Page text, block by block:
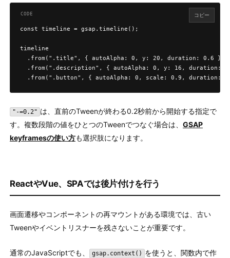
const timeline = gsap.timeline();
timeline
  .from(".title", { autoAlpha: 0, y: 20, duration: 0.6 })
.from(".description", { autoAlpha: 0, y: 16, duration:
.from(".button", { autoAlpha: 0, scale: 0.9, duration:
コピー
"-=0.2" は、直前のTweenが終わる0.2秒前から開始する指定で
す。複数段階の値をひとつのTweenでつなぐ場合は、 GSAP
keyframesの使い方も選択肢になります。
ReactやVue、SPAでは後片付けを行う
画面遷移やコンポーネントの再マウントがある環境では、古い
Tweenやイベントリスナーを残さないことが重要です。
通常のJavaScriptでも、 gsap.context() を使うと、関数内で作